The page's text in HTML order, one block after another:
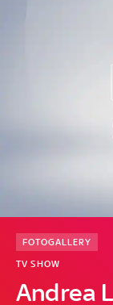
Andrea
TV SHOW
FOTOGALLERY